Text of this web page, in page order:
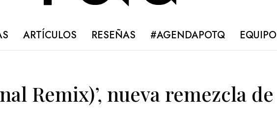
ARTÍCULOS RESEÑAS #AGENDAPOTQ EQUIPO
Remix)’, nueva remezcla de